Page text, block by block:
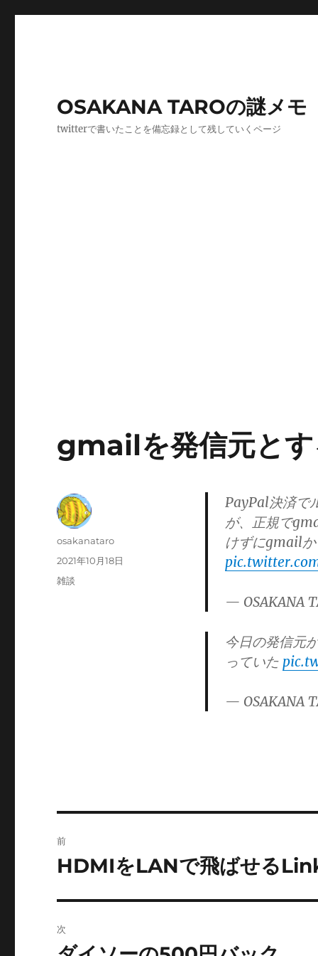
OSAKANA TAROの謎メモ
twitterで書いたことを備忘録として残していくページ
gmailを発信元と
PayPal決済で
が、正規で
けずにgmailか
— OSAKANA
今日の発信元
っていた
— OSAKANA
投
osakanataro
投
稿
2021年10月18日
カ
雑談
稿
ゲ
前
前
投
稿:
HDMIをLANで飛ばせる
次
次